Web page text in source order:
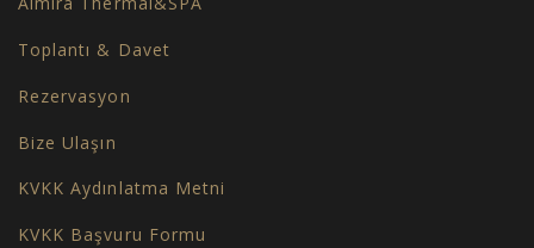
Toplantı & Davet
Rezervasyon
Bize Ulaşın
KVKK Aydınlatma Metni
KVKK Başvuru Formu